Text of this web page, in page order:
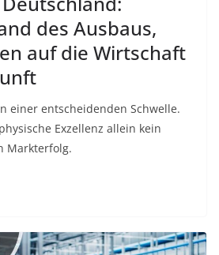
des Ausbaus,
auf die Wirtschaft
einer entscheidenden Schwelle.
Exzellenz allein kein
Markterfolg.